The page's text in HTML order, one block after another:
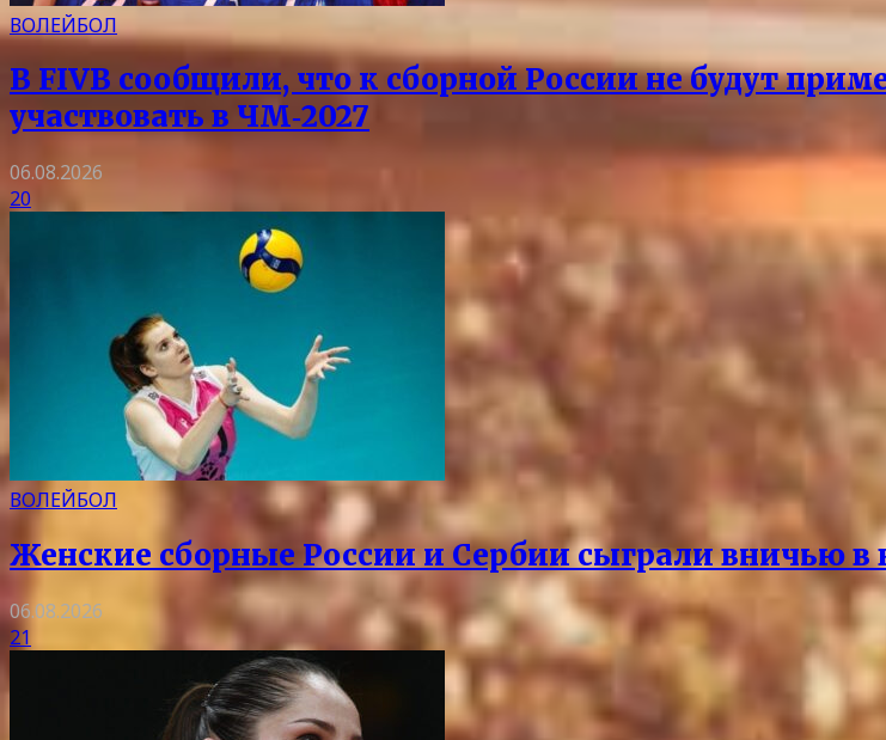
ВОЛЕЙБОЛ
В FIVB сообщили, что к сборной России не будут
участвовать в ЧМ‑2027
06.08.2026
20
ВОЛЕЙБОЛ
Женские сборные России и Сербии сыграли вничью в
06.08.2026
21